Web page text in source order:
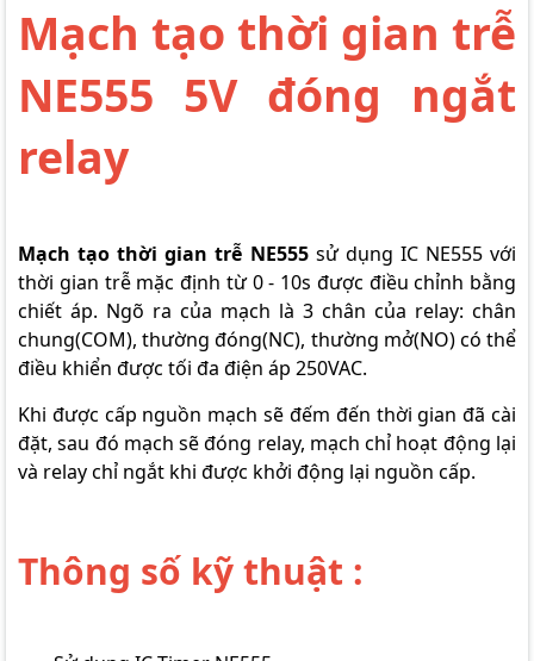
Mạch tạo thời gian trễ
NE555 5V đóng ngắt
relay
Mạch tạo thời gian trễ NE555sử dụng IC NE555với
thời gian trễ mặc định từ 0 - 10s được điều chỉnh bằng
chiết áp. Ngõ ra của mạch là 3 chân của relay: chân
chung(COM), thường đóng(NC), thường mở(NO) có thể
điều khiển được tối đa điện áp 250VAC.
Khi được cấp nguồn mạch sẽ đếm đến thời gian đã cài
đặt, sau đó mạch sẽ đóng relay, mạch chỉ hoạt động lại
và relaychỉ ngắt khi được khởi động lại nguồn cấp.
Thông số kỹ thuật :